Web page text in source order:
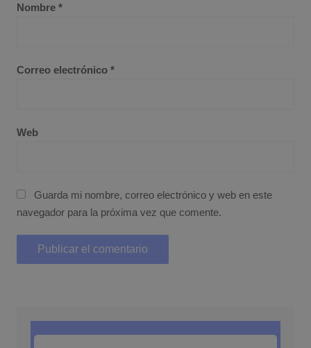
Nombre *
Correo electrónico *
Web
Guarda mi nombre, correo electrónico y web en este
navegador para la próxima vez que comente.